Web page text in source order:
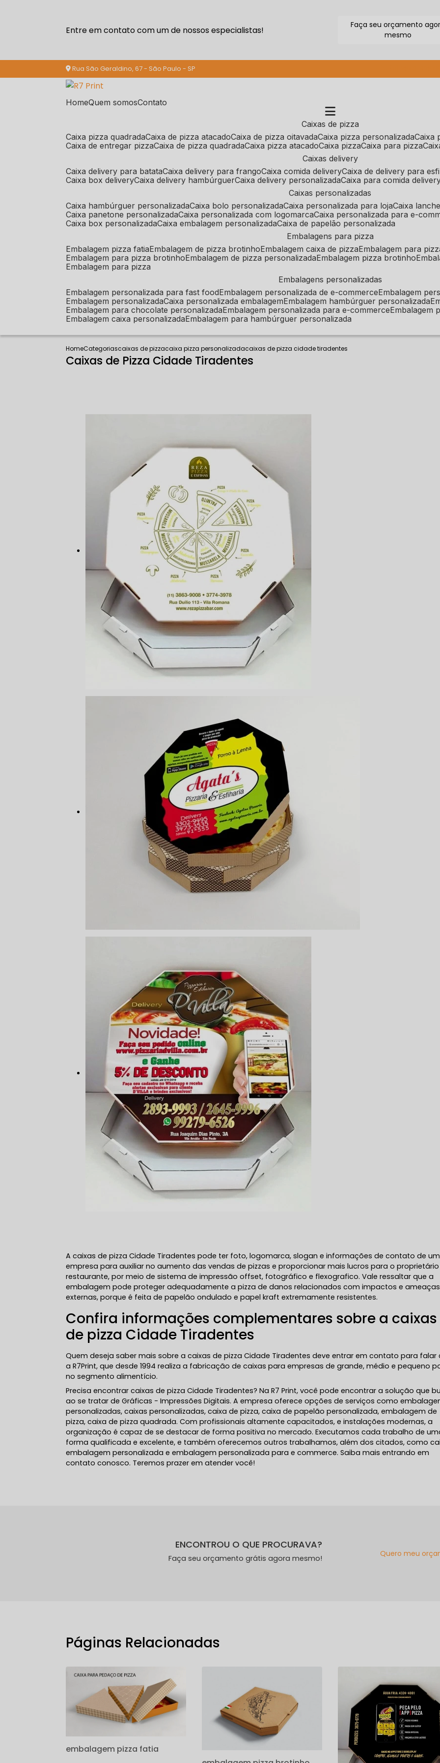
Entre em contato com um de nossos especialistas!
Faça seu orçamento
mesmo
Rua São Geraldino, 67 - São Paulo - SP
Home Quem somos Contato
caixas de pizza
caixa pizza quadrada caixa de pizza atacado caixa de pizza oitavada caixa pizza personalizada
caixa de entregar pizza caixa de pizza quadrada caixa pizza atacado caixa pizza caixa para pizza
caixas delivery
caixa delivery para batata caixa delivery para frango caixa comida delivery caixa de delivery para
caixa box delivery caixa delivery hambúrguer caixa delivery personalizada caixa para comida
caixas personalizadas
caixa hambúrguer personalizada caixa bolo personalizada caixa personalizada para loja caixa
caixa panetone personalizada caixa personalizada com logomarca caixa personalizada para e-
caixa box personalizada caixa embalagem personalizada caixa de papelão personalizada
embalagens para pizza
embalagem pizza fatia embalagem de pizza brotinho embalagem caixa de pizza embalagem para
embalagem para pizza brotinho embalagem de pizza personalizada embalagem pizza brotinho
embalagem para pizza
embalagens personalizadas
embalagem personalizada para fast food embalagem personalizada de e-commerce embalagem
embalagem personalizada caixa personalizada embalagem embalagem hambúrguer personalizada
embalagem para chocolate personalizada embalagem personalizada para e-commerce embalagem
embalagem caixa personalizada embalagem para hambúrguer personalizada
HomeCategoriascaixas de pizzacaixa pizza personalizadacaixas de pizza cidade tiradentes
Caixas de Pizza Cidade Tiradentes
A caixas de pizza Cidade Tiradentes pode ter foto, logomarca, slogan e informações de contato de
empresa para auxiliar no aumento das vendas de pizzas e proporcionar mais lucros para o
restaurante, por meio de sistema de impressão offset, fotográfico e flexografico. Vale ressaltar que a
embalagem pode proteger adequadamente a pizza de danos relacionados com impactos e ameaças
externas, porque é feita de papelão ondulado e papel kraft extremamente resistentes.
Confira informações complementares sobre a caixas
de pizza Cidade Tiradentes
Quem deseja saber mais sobre a caixas de pizza Cidade Tiradentes deve entrar em contato para falar
a R7Print, que desde 1994 realiza a fabricação de caixas para empresas de grande, médio e pequeno
no segmento alimentício.
Precisa encontrar caixas de pizza Cidade Tiradentes? Na R7 Print, você pode encontrar a solução que
ao se tratar de Gráficas - Impressões Digitais. A empresa oferece opções de serviços como
personalizadas, caixas personalizadas, caixa de pizza, caixa de papelão personalizada, embalagem de
pizza, caixa de pizza quadrada. Com profissionais altamente capacitados, e instalações modernas, a
organização é capaz de se destacar de forma positiva no mercado. Executamos cada trabalho de
forma qualificada e excelente, e também oferecemos outros trabalhamos, além dos citados, como
embalagem personalizada e embalagem personalizada para e commerce. Saiba mais entrando em
contato conosco. Teremos prazer em atender você!
ENCONTROU O QUE PROCURAVA?
Faça seu orçamento grátis agora mesmo!
Quero meu
Páginas Relacionadas
embalagem pizza fatia